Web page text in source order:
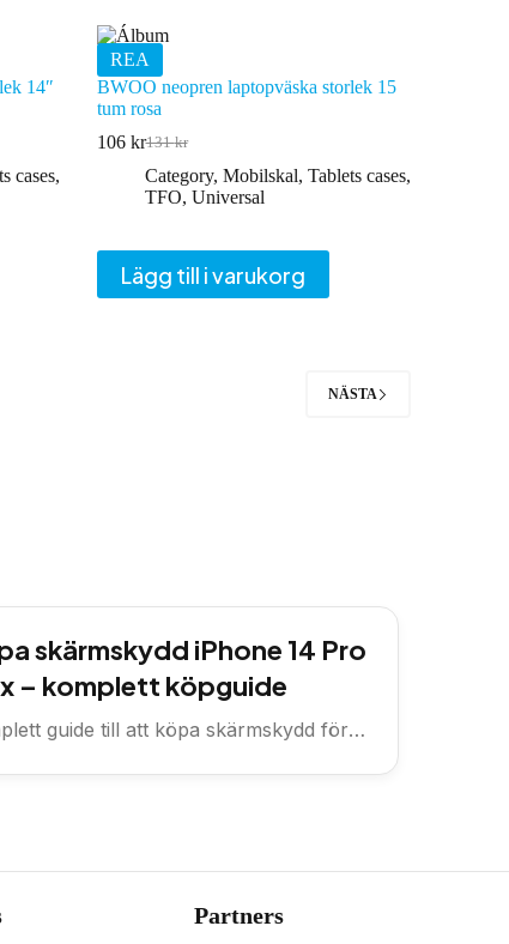
14″
cases,
REA
BWOO neopren laptopväska storlek 15
tum rosa
131kr
Det
ursprungliga
priset
106 krDet
nuvarande
priset
Category, Mobilskal, Tablets cases,
TFO, Universal
Lägg till i varukorg
NÄSTA
skärmskydd iPhone 14 Pro
– komplett köpguide
guide till att köpa skärmskydd för
Partners